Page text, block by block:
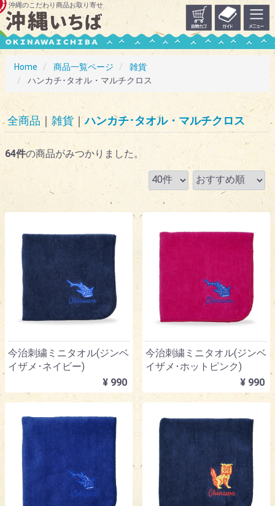
沖縄のこだわり商品お取り寄せ
Home 商品一覧ページ
雑貨
ハンカチ･タオル・マルチクロス
全商品 雑貨 ハンカチ･タオル・マルチクロス
64件の商品がみつかりました。
今治刺繍ミニタオル(ジンベ
イザメ･ネイビー)
¥ 990
今治刺繍ミニタオル(ジンベ
イザメ･ホットピンク)
¥ 990